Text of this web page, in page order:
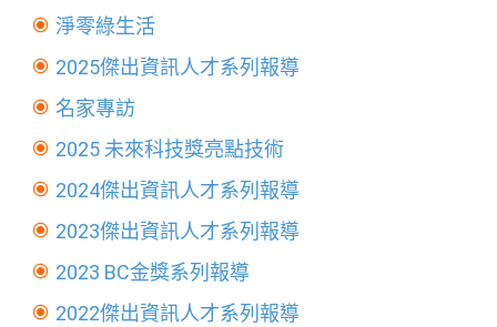
淨零綠生活
2025傑出資訊人才系列報導
名家專訪
2025 未來科技獎亮點技術
2024傑出資訊人才系列報導
2023傑出資訊人才系列報導
2023 BC金獎系列報導
2022傑出資訊人才系列報導